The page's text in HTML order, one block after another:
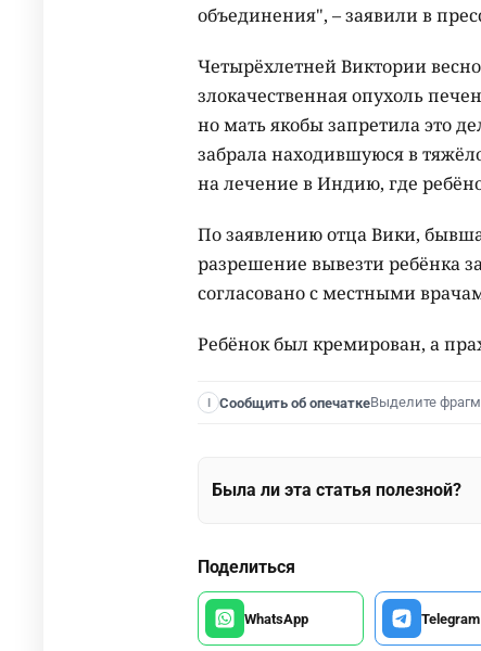
объединения", – заявили в
Четырёхлетней Виктории
злокачественная опухоль
но мать якобы запретила это
забрала находившуюся в
на лечение в Индию, где
По заявлению отца Вики,
разрешение вывезти ребёнка
согласовано с местными
Ребёнок был кремирован, а
I Сообщить об опечаткеВыделите
Была ли эта статья полезной?
Поделиться
WhatsApp Telegram